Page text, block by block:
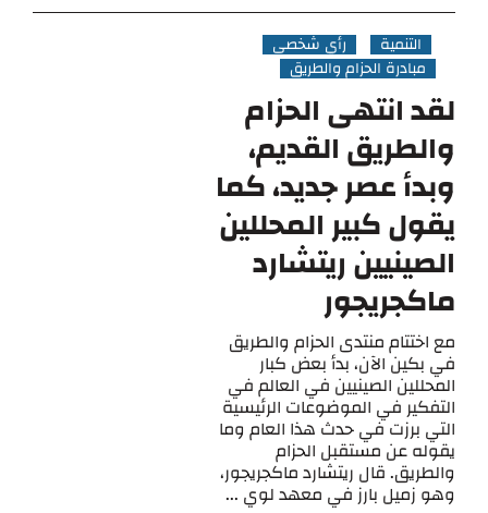
التنمية
رأي شخصي
مبادرة الحزام والطريق
لقد انتهى الحزام
والطريق القديم،
وبدأ عصر جديد، كما
يقول كبير المحللين
الصينيين ريتشارد
ماكجريجور
مع اختتام منتدى الحزام والطريق
في بكين الآن، بدأ بعض كبار
المحللين الصينيين في العالم في
التفكير في الموضوعات الرئيسية
التي برزت في حدث هذا العام وما
يقوله عن مستقبل الحزام
والطريق. قال ريتشارد ماكجريجور،
وهو زميل بارز في معهد لوي ...